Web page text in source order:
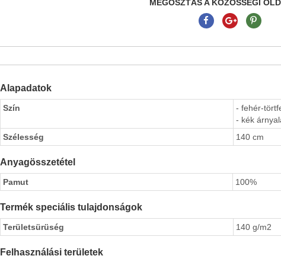
MEGOSZTÁS A KÖZÖSSÉGI
Alapadatok
Szín
- fehér-
- kék
Szélesség
140 cm
Anyagösszetétel
Pamut 100%
Termék speciális tulajdonságok
Területsürüség 140 g/m2
Felhasználási területek